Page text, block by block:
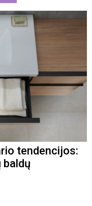
tendencijos:
baldų